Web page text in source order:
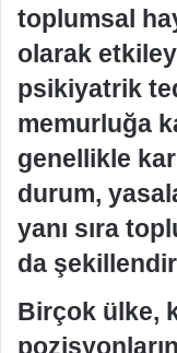
toplumsal
olarak
psikiyatrik
memurluğa
genellikle
durum,
yanı sıra
da
Birçok ülke,